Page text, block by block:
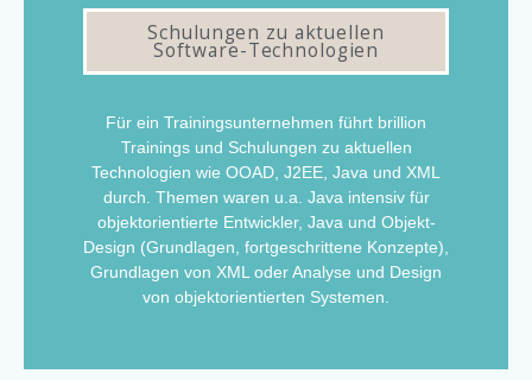
Schulungen zu aktuellen
Software-Technologien
Für ein Trainingsunternehmen führt brillion
Trainings und Schulungen zu aktuellen
Technologien wie OOAD, J2EE, Java und XML
durch. Themen waren u.a. Java intensiv für
objektorientierte Entwickler, Java und Objekt-
Design (Grundlagen, fortgeschrittene Konzepte),
Grundlagen von XML oder Analyse und Design
von objektorientierten Systemen.